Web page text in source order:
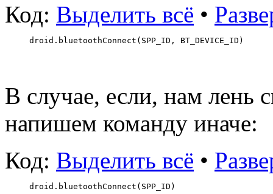
Код: Выделить всё •
droid.bluetoothConnect(SPP_ID, BT_DEVICE_ID)
В случае, если, нам лень
напишем команду иначе:
Код: Выделить всё •
droid.bluetoothConnect(SPP_ID)